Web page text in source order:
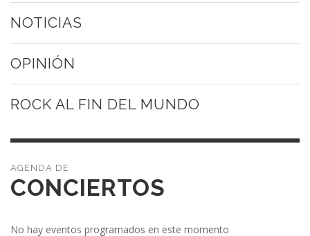
NOTICIAS
OPINIÓN
ROCK AL FIN DEL MUNDO
CONCIERTOS
No hay eventos programados en este momento